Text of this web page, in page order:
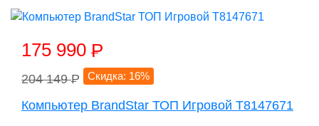
175 990 P
204 149P Скидка: 16%
Компьютер BrandStar ТОП Игровой T8147671